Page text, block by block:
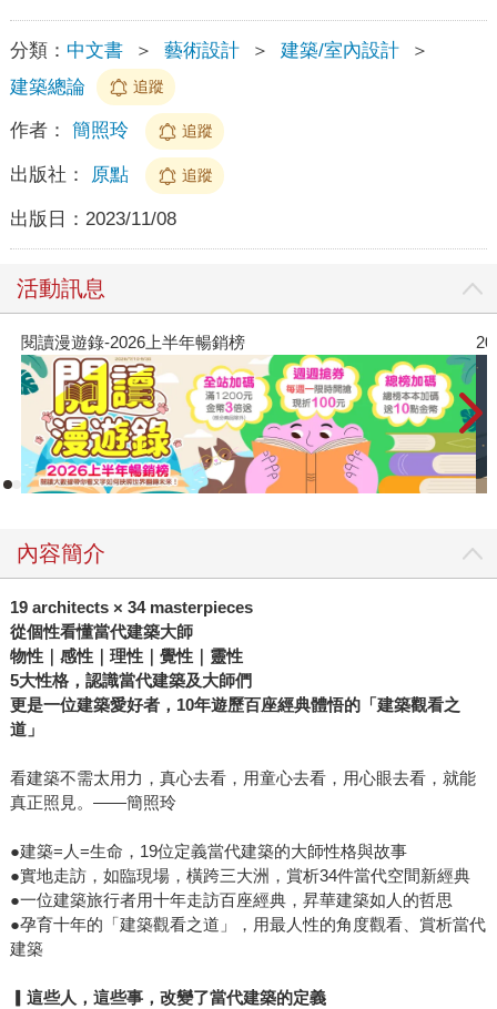
分類： 中文書 ＞ 藝術設計 ＞ 建築/室內設計
＞
建築總論
追蹤
作者： 簡照玲 追蹤
出版社： 原點 追蹤
出版日： 2023/11/08
活動訊息
閱讀漫遊錄-2026上半年暢銷榜
內容簡介
19 architects × 34 masterpieces
從個性看懂當代建築大師
物性｜感性｜理性｜覺性｜靈性
5大性格，認識當代建築及大師們
更是一位建築愛好者，10年遊歷百座經典體悟的「建築觀看之
道」
看建築不需太用力，真心去看，用童心去看，用心眼去看，就能
真正照見。——簡照玲
●建築=人=生命，19位定義當代建築的大師性格與故事
●實地走訪，如臨現場，橫跨三大洲，賞析34件當代空間新經典
●一位建築旅行者用十年走訪百座經典，昇華建築如人的哲思
●孕育十年的「建築觀看之道」，用最人性的角度觀看、賞析當代
建築
這些人，這些事，改變了當代建築的定義